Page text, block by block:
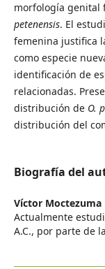
morfología genital
petenensis. El
femenina justifica
como especie
identificación de
relacionadas.
distribución de O.
distribución del
Biografía del
Víctor Moctezuma
Actualmente
A.C., por parte de